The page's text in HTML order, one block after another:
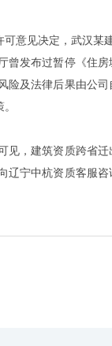
见决定，武汉某
发布过暂停《住
及法律后果由公
，建筑资质跨省迁
宁中杭资质客服